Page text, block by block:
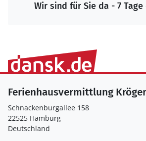
Wir sind für Sie da - 7 Tage
Ferienhausvermittlung
Schnackenburgallee 158
22525 Hamburg
Deutschland